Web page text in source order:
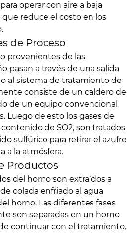
operar con aire a baja
que reduce el costo en los
de Proceso
provenientes de las
pasan a través de una salida
al sistema de tratamiento de
consiste de un caldero de
de un equipo convencional
Luego de esto los gases de
de SO2, son tratados
sulfúrico para retirar el azufre
a la atmósfera.
Productos
del horno son extraídos a
colada enfriado al agua
horno. Las diferentes fases
son separadas en un horno
continuar con el tratamiento.